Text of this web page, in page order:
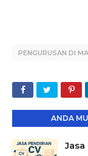
PENGURUSAN DI
ANDA